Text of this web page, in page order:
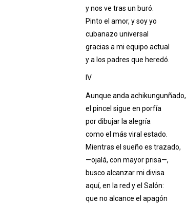
y nos ve tras un buró.
Pinto el amor, y soy yo
cubanazo universal
gracias a mi equipo actual
y a los padres que heredó.
IV
Aunque anda achikungunñado,
el pincel sigue en porfía
por dibujar la alegría
como el más viral estado.
Mientras el sueño es trazado,
—ojalá, con mayor prisa—,
busco alcanzar mi divisa
aquí, en la red y el Salón:
que no alcance el apagón